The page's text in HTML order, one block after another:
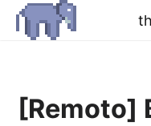
[Remoto]